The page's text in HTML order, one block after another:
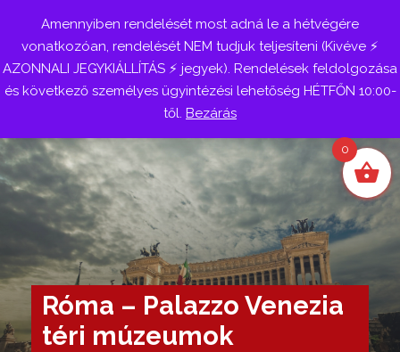
Belépés
Róma – Palazzo Venezia
téri múzeumok
Amennyiben rendelését most adná le a hétvégére
vonatkozóan, rendelését NEM tudjuk teljesíteni (Kivéve ⚡
AZONNALI JEGYKIÁLLÍTÁS ⚡ jegyek). Rendelések feldolgozása
és következő személyes ügyintézési lehetőség HÉTFŐN 10:00-
től. Bezárás
0